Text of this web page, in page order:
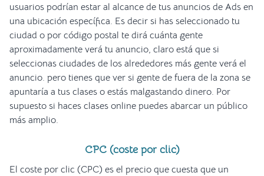
usuarios podrían estar al alcance de tus anuncios de Ads en
una ubicación específica. Es decir si has seleccionado tu
ciudad o por código postal te dirá cuánta gente
aproximadamente verá tu anuncio, claro está que si
seleccionas ciudades de los alrededores más gente verá el
anuncio. pero tienes que ver si gente de fuera de la zona se
apuntaría a tus clases o estás malgastando dinero. Por
supuesto si haces clases online puedes abarcar un público
más amplio.
CPC (coste por clic)
El coste por clic (CPC) es el precio que cuesta que un